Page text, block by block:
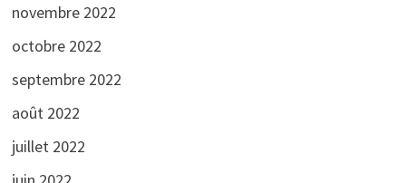
novembre 2022
octobre 2022
septembre 2022
août 2022
juillet 2022